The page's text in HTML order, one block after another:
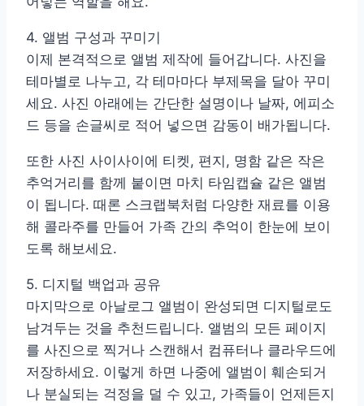
4. 앨범 구성과 꾸미기
이제 본격적으로 앨범 제작에 들어갑니다. 사진을
테마별로 나누고, 각 테마마다 부제목을 달아 꾸미
세요. 사진 아래에는 간단한 설명이나 날짜, 에피소
드 등을 손글씨로 적어 넣으면 감동이 배가됩니다.
또한 사진 사이사이에 티켓, 편지, 명함 같은 작은
추억거리를 함께 붙이면 마치 타임캡슐 같은 앨범
이 됩니다. 때론 스크랩북처럼 다양한 재료를 이용
해 콜라주를 만들어 가족 간의 추억이 한눈에 보이
도록 해보세요.
5. 디지털 백업과 공유
마지막으로 아날로그 앨범이 완성되면 디지털로도
남겨두는 것을 추천드립니다. 앨범의 모든 페이지
를 사진으로 찍거나 스캔해서 컴퓨터나 클라우드에
저장하세요. 이렇게 하면 나중에 앨범이 훼손되거
나 분실되는 걱정을 덜 수 있고, 가족들이 언제든지